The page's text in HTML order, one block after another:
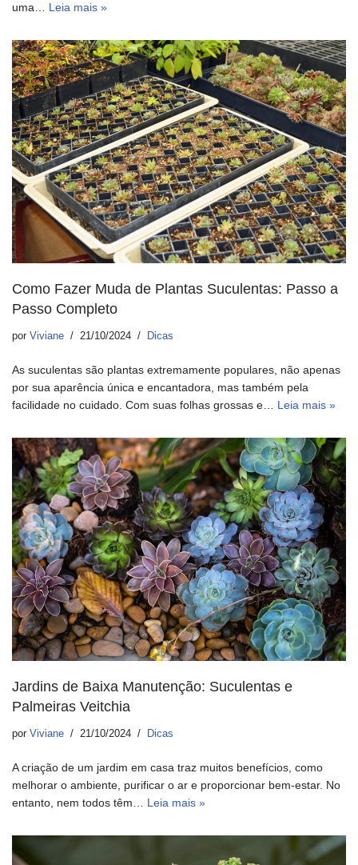
uma… Leia mais »
Como Fazer Muda de Plantas Suculentas: Passo a
Passo Completo
por Viviane 21/10/2024 Dicas
As suculentas são plantas extremamente populares, não apenas
por sua aparência única e encantadora, mas também pela
facilidade no cuidado. Com suas folhas grossas e… Leia mais »
Jardins de Baixa Manutenção: Suculentas e
Palmeiras Veitchia
por Viviane 21/10/2024 Dicas
A criação de um jardim em casa traz muitos benefícios, como
melhorar o ambiente, purificar o ar e proporcionar bem-estar. No
entanto, nem todos têm… Leia mais »